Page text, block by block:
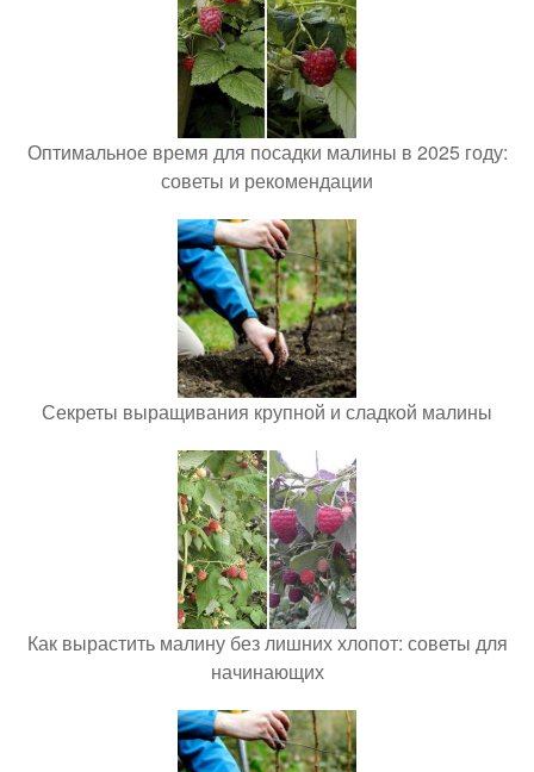
Оптимальное время для посадки малины в 2025 году:
советы и рекомендации
Секреты выращивания крупной и сладкой малины
Как вырастить малину без лишних хлопот: советы для
начинающих